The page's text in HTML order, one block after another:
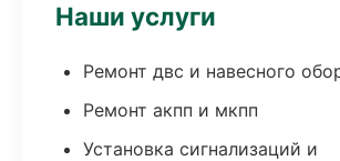
Наши услуги
Ремонт двс и навесного
Ремонт акпп и мкпп
Установка сигнализаций и